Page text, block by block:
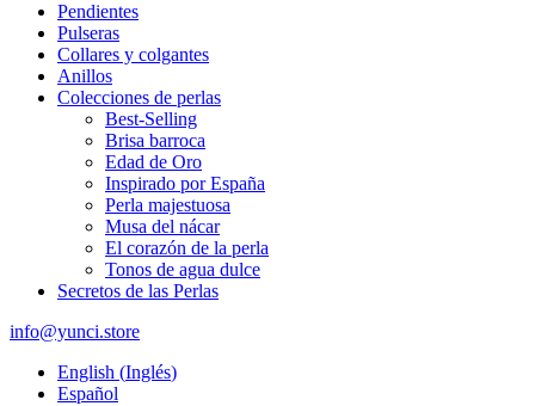
Pendientes
Pulseras
Collares y colgantes
Anillos
Colecciones de perlas
Best-Selling
Brisa barroca
Edad de Oro
Inspirado por España
Perla majestuosa
Musa del nácar
El corazón de la perla
Tonos de agua dulce
Secretos de las Perlas
info@yunci.store
English (Inglés)
Español